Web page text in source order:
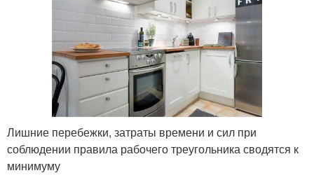
Лишние перебежки, затраты времени и сил при
соблюдении правила рабочего треугольника сводятся к
минимуму